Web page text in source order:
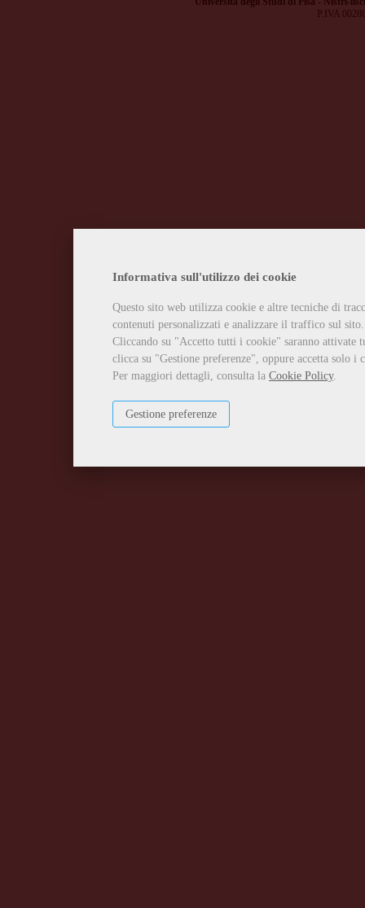
Informativa sull'utilizzo dei cookie
Questo sito web utilizza cookie e altre tecniche di
contenuti personalizzati e analizzare il traffico sul sito.
Cliccando su "Accetto tutti i cookie" saranno attivate
clicca su "Gestione preferenze", oppure accetta solo
Per maggiori dettagli, consulta la Cookie Policy.
Gestione preferenze
P.IVA